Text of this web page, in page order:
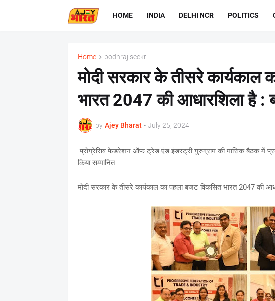
HOME INDIA DELHI NCR POLITICS
Home bodhraj seekri
मोदी सरकार के तीसरे कार्यकाल
भारत 2047 की आधारशिला है :
by Ajey Bharat - July 25, 2024
प्रोग्रेसिव फेडरेशन ऑफ ट्रेड एंड इंडस्ट्री गुरुग्राम की मासिक बैठक में
किया सम्मानित
मोदी सरकार के तीसरे कार्यकाल का पहला बजट विकसित भारत 2047 की